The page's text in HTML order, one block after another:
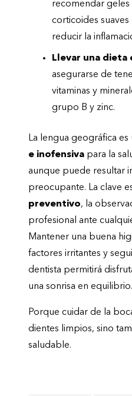
recomendar geles
corticoides suaves
reducir la
Llevar una dieta
asegurarse de
vitaminas y
grupo B y zinc.
La lengua geográfica es
e inofensiva para la
aunque puede resultar
preocupante. La clave
preventivo, la
profesional ante
Mantener una buena
factores irritantes y
dentista permitirá
una sonrisa en equilibrio.
Porque cuidar de la
dientes limpios, sino
saludable.